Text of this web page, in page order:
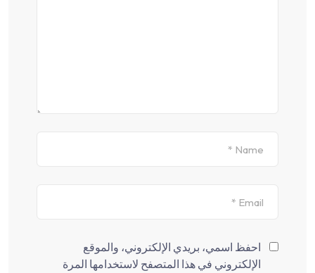
احفظ اسمي، بريدي الإلكتروني، والموقع
الإلكتروني في هذا المتصفح لاستخدامها المرة